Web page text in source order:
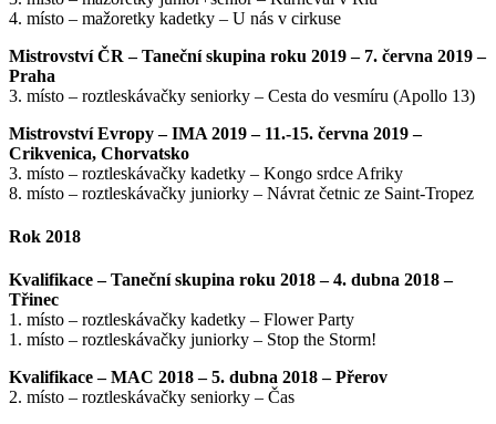
4. místo – mažoretky kadetky – U nás v cirkuse
Mistrovství ČR – Taneční skupina roku 2019 – 7. června 2019 –
Praha
3. místo – roztleskávačky seniorky – Cesta do vesmíru (Apollo 13)
Mistrovství Evropy – IMA 2019 – 11.-15. června 2019 –
Crikvenica, Chorvatsko
3. místo – roztleskávačky kadetky – Kongo srdce Afriky
8. místo – roztleskávačky juniorky – Návrat četnic ze Saint-Tropez
Rok 2018
Kvalifikace – Taneční skupina roku 2018 – 4. dubna 2018 –
Třinec
1. místo – roztleskávačky kadetky – Flower Party
1. místo – roztleskávačky juniorky – Stop the Storm!
Kvalifikace – MAC 2018 – 5. dubna 2018 – Přerov
2. místo – roztleskávačky seniorky – Čas